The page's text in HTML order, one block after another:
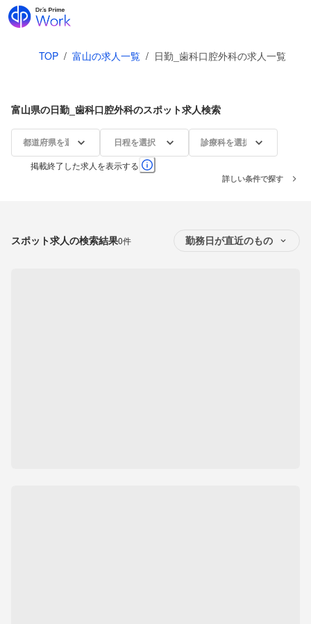
TOP / 富山の求人一覧 / 日勤_歯科口腔外科の求人一覧
富山県の日勤_歯科口腔外科のスポット求人検索
都道府県を選択 日程を選択 診療科を選択
掲載終了した求人を表示する
詳しい条件で探す
スポット求人の検索結果0件 勤務日が直近のもの